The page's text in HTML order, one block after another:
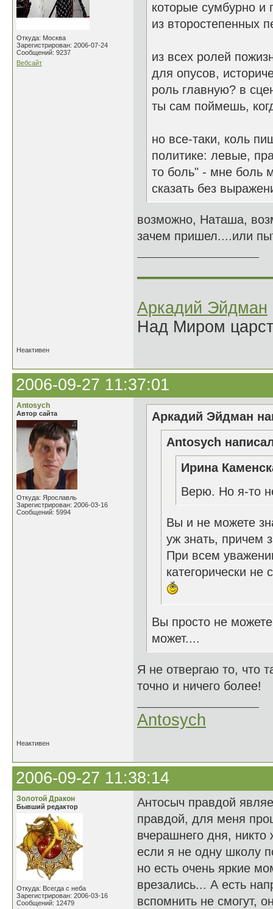
Откуда: Москва
Зарегистрирован: 2006-07-24
Сообщений: 9237
Вебсайт
которые сумбурно и
из второстепенных
из всех ролей
для опусов,
роль главную? в
ты сам поймешь,
но все-таки, коль
политике: левые,
то боль" - мне боль
сказать без
возможно, Наташа,
зачем пришел....или
Аркадий Эйдман
Над Миром
Неактивен
2006-09-27 11:37:01
Antosych
Автор сайта
Откуда: Ярославль
Зарегистрирован: 2006-03-16
Сообщений: 5994
Аркадий Эйдман
Antosych
Ирина
Верю. Но я-то
Вы и не можете
уж знать, причем
При всем
категорически не
Вы просто не
может....
Я не отвергаю то, что
точно и ничего более!
Antosych
Неактивен
2006-09-27 11:38:14
Золотой Дракон
Бывший редактор
Откуда: Всегда с неба
Зарегистрирован: 2006-03-16
Сообщений: 12479
Антосыч правдой
правдой, для меня
вчерашнего дня,
если я не одну школу
но есть очень яркие
врезались... А есть
вспомнить не смогут,